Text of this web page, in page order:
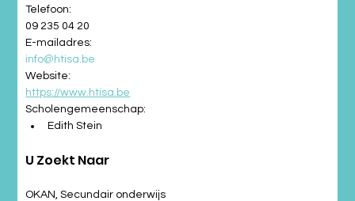
Telefoon:
09 235 04 20
E-mailadres:
info@htisa.be
Website:
https://www.htisa.be
Scholengemeenschap:
Edith Stein
U Zoekt Naar
OKAN, Secundair onderwijs